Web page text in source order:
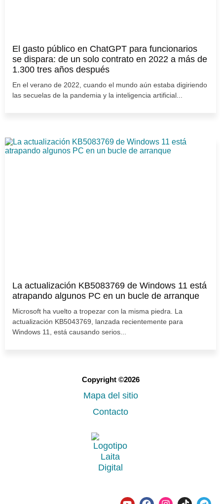
El gasto público en ChatGPT para funcionarios
se dispara: de un solo contrato en 2022 a más de
1.300 tres años después
En el verano de 2022, cuando el mundo aún estaba digiriendo
las secuelas de la pandemia y la inteligencia artificial...
La actualización KB5083769 de Windows 11 está
atrapando algunos PC en un bucle de arranque
Microsoft ha vuelto a tropezar con la misma piedra. La
actualización KB5043769, lanzada recientemente para
Windows 11, está causando serios...
Copyright ©2026
Mapa del sitio
Contacto